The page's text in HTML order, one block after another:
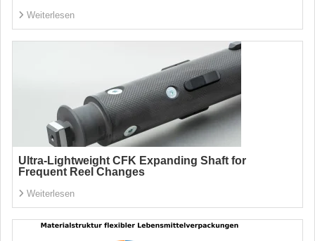
Weiterlesen
Ultra-Lightweight CFK Expanding Shaft for
Frequent Reel Changes
Weiterlesen